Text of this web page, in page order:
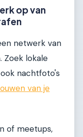
op van
netwerk van
Zoek lokale
nachtfoto's
van je
of meetups,